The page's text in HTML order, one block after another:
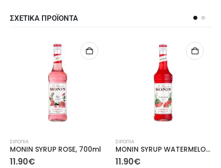
ΣΧΕΤΙΚΑ ΠΡΟΪΟΝΤΑ
SYRUP ROSE, 700ml
€
ΣΙΡΟΠΙΑ
MONIN SYRUP WATERMELON, 700ml
11.90€